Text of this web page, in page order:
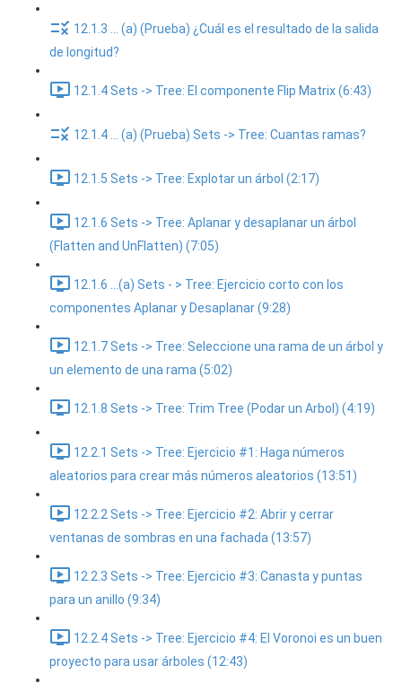
12.1.3 ... (a) (Prueba) ¿Cuál es el resultado de la salida
de longitud?
12.1.4 Sets -> Tree: El componente Flip Matrix (6:43)
12.1.4 ... (a) (Prueba) Sets -> Tree: Cuantas ramas?
12.1.5 Sets -> Tree: Explotar un árbol (2:17)
12.1.6 Sets -> Tree: Aplanar y desaplanar un árbol
(Flatten and UnFlatten) (7:05)
12.1.6 ...(a) Sets - > Tree: Ejercicio corto con los
componentes Aplanar y Desaplanar (9:28)
12.1.7 Sets -> Tree: Seleccione una rama de un árbol y
un elemento de una rama (5:02)
12.1.8 Sets -> Tree: Trim Tree (Podar un Arbol) (4:19)
12.2.1 Sets -> Tree: Ejercicio #1: Haga números
aleatorios para crear más números aleatorios (13:51)
12.2.2 Sets -> Tree: Ejercicio #2: Abrir y cerrar
ventanas de sombras en una fachada (13:57)
12.2.3 Sets -> Tree: Ejercicio #3: Canasta y puntas
para un anillo (9:34)
12.2.4 Sets -> Tree: Ejercicio #4: El Voronoi es un buen
proyecto para usar árboles (12:43)